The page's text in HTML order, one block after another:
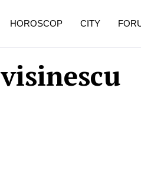
HOROSCOP CITY
ce înaintezi în vârstă